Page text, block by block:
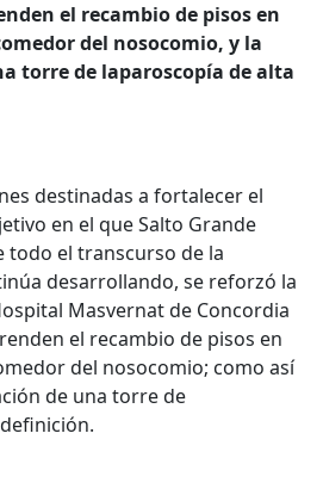
el recambio de pisos en
del nosocomio, y la
torre de laparoscopía de alta
destinadas a fortalecer el
en el que Salto Grande
todo el transcurso de la
desarrollando, se reforzó la
Masvernat de Concordia
el recambio de pisos en
del nosocomio; como así
de una torre de